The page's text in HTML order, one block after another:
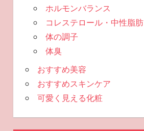
ホルモンバランス
コレステロール・中性脂肪
体の調子
体臭
おすすめ美容
おすすめスキンケア
可愛く見える化粧